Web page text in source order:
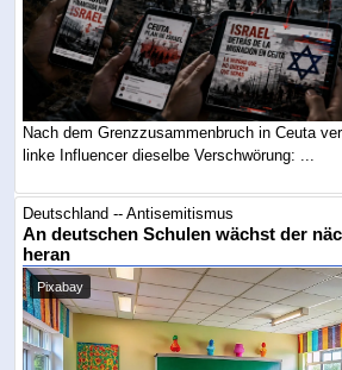
Nach dem Grenzzusammenbruch in Ceuta
linke Influencer dieselbe Verschwörung: ...
Deutschland -- Antisemitismus
An deutschen Schulen wächst der
heran
Pixabay